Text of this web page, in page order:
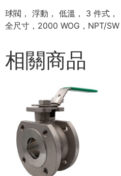
球閥， 浮動， 低溫， 3 件式，
全尺寸，2000 WOG，NPT/SW
相關商品